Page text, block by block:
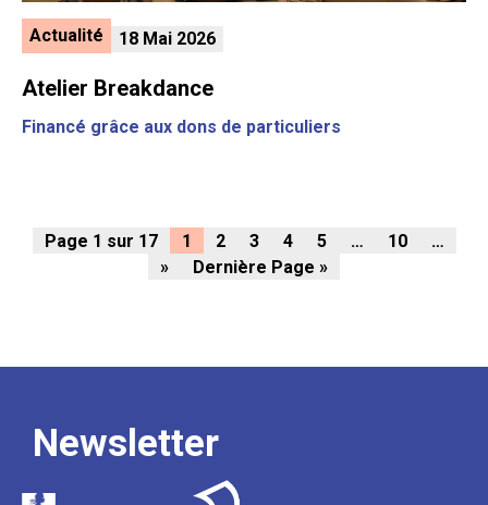
Actualité 18 Mai 2026
Atelier Breakdance
Financé grâce aux dons de particuliers
Page 1 sur 17 1 2 3 4 5 … 10
…
»
Dernière Page »
Newsletter